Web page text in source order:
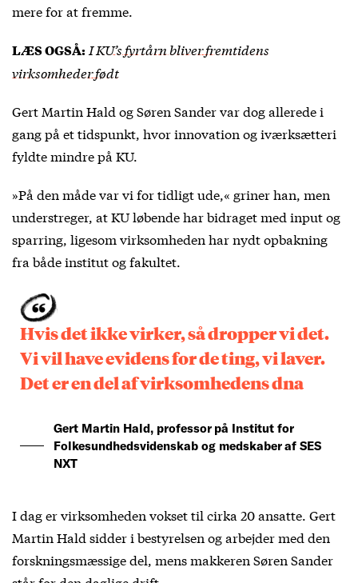
mere for at fremme.
LÆS OGSÅ: I KU’s fyrtårn bliver fremtidens
virksomheder født
Gert Martin Hald og Søren Sander var dog allerede i
gang på et tidspunkt, hvor innovation og iværksætteri
fyldte mindre på KU.
»På den måde var vi for tidligt ude,« griner han, men
understreger, at KU løbende har bidraget med input og
sparring, ligesom virksomheden har nydt opbakning
fra både institut og fakultet.
Hvis det ikke virker, så dropper vi det.
Vi vil have evidens for de ting, vi laver.
Det er en del af virksomhedens dna
Gert Martin Hald, professor på Institut for
Folkesundhedsvidenskab og medskaber af SES
NXT
I dag er virksomheden vokset til cirka 20 ansatte. Gert
Martin Hald sidder i bestyrelsen og arbejder med den
forskningsmæssige del, mens makkeren Søren Sander